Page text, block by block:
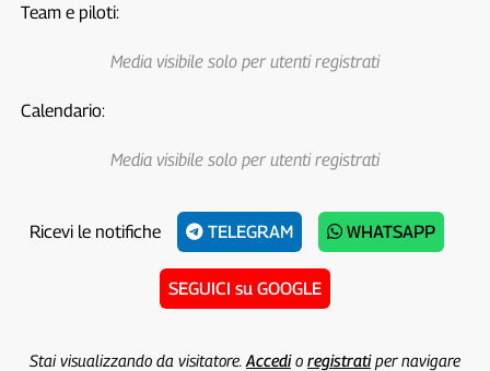
Team e piloti:
Media visibile solo per utenti registrati
Calendario:
Media visibile solo per utenti registrati
Ricevi le notifiche TELEGRAM WHATSAPP
SEGUICI su GOOGLE
Stai visualizzando da visitatore. Accedio registratiper navigare